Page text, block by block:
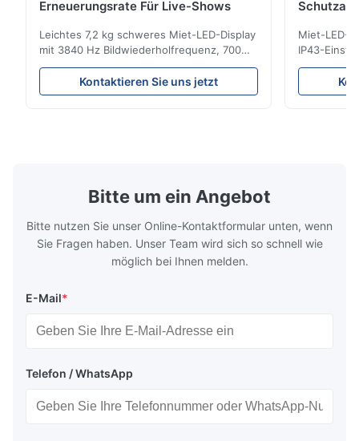
Erneuerungsrate Für Live-Shows
Leichtes 7,2 kg schweres Miet-LED-Display
mit 3840 Hz Bildwiederholfrequenz, 700
cd/m² Helligkeit und 192 x 192 Auflösung.
Ideal für Live-Events mit einfacher
Installation und globaler
Kontaktieren Sie uns jetzt
Miet-LED-
IP43-
Haltbarkeit
Bitte um ein Angebot
Bitte nutzen Sie unser Online-Kontaktformular unten, wenn
Sie Fragen haben. Unser Team wird sich so schnell wie
möglich bei Ihnen melden.
E-Mail*
Telefon / WhatsApp